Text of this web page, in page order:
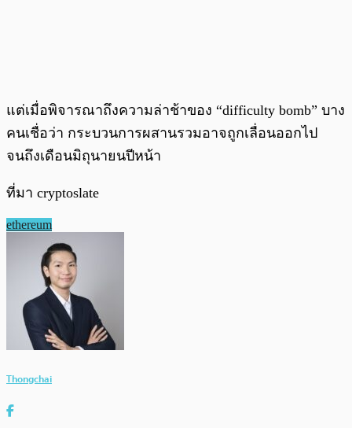
แต่เมื่อพิจารณาถึงความล่าช้าของ “difficulty bomb” บาง
คนเชื่อว่า กระบวนการผสานรวมอาจถูกเลื่อนออกไป
จนถึงเดือนมิถุนายนปีหน้า
ที่มา cryptoslate
ethereum
Thongchai